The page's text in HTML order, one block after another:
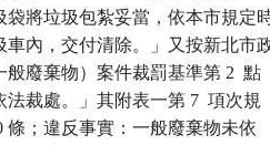
將垃圾包紮妥當，依本市規定
車內，交付清除。」又按新北市
廢棄物）案件裁罰基準第 2  點
裁處。」其附表一第 7  項次規
條；違反事實：一般廢棄物未依